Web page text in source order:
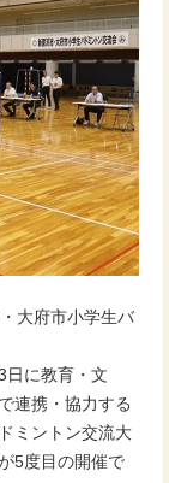
大府市小学生バ
に教育・文
連携・協力する
ミントン交流大
5度目の開催で